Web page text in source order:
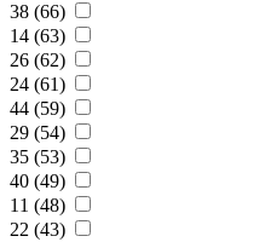
38 (66)
14 (63)
26 (62)
24 (61)
44 (59)
29 (54)
35 (53)
40 (49)
11 (48)
22 (43)